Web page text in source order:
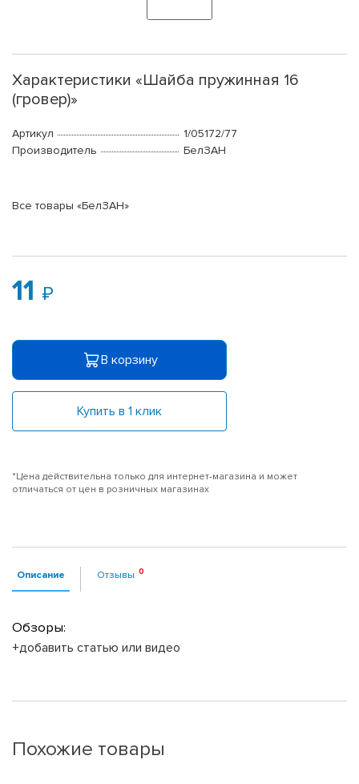
Характеристики «Шайба пружинная 16
(гровер)»
Артикул
1/05172/77
Производитель
БелЗАН
Все товары «БелЗАН»
11
В корзину
Купить в 1 клик
*Цена действительна только для интернет-магазина и может
отличаться от цен в розничных магазинах
Описание Отзывы
Обзоры:
+добавить статью или видео
Похожие товары